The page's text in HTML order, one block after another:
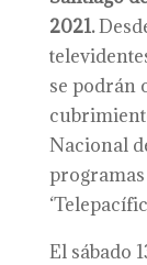
2021.
se podrán
Nacional
programas
El sábado